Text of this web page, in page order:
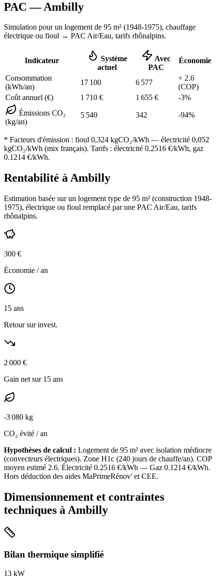
PAC —Ambilly
Simulation pour un logement de 95 m² (1948-1975), chauffage
électrique ou fioul → PAC Air/Eau, tarifs rhônalpins.
Indicateur
Système
actuel
Avec
PAC
Économie
Consommation
(kWh/an)
17 100 6 577
÷ 2.6
(COP)
Coût annuel (€)
1 710 € 1 655 € -3%
Émissions CO₂
(kg/an)
5 540 342 -94%
* Facteurs d'émission : fioul 0,324 kgCO₂/kWh — électricité 0,052
kgCO₂/kWh (mix français). Tarifs : électricité 0.2516 €/kWh, gaz
0.1214 €/kWh.
Rentabilité àAmbilly
Estimation basée sur un logement type de 95 m² (construction 1948-
1975), électrique ou fioul remplacé par une PAC Air/Eau, tarifs
rhônalpins.
300 €
Économie / an
15 ans
Retour sur invest.
2 000 €
Gain net sur 15 ans
-3 080 kg
CO₂ évité / an
Hypothèses de calcul : Logement de 95 m² avec isolation médiocre
(convecteurs électriques). Zone H1c (240 jours de chauffe/an). COP
moyen estimé 2.6. Électricité 0.2516 €/kWh — Gaz 0.1214 €/kWh.
Hors déduction des aides MaPrimeRénov' et CEE.
Dimensionnement et contraintes
techniques à Ambilly
Bilan thermique simplifié
13 kW